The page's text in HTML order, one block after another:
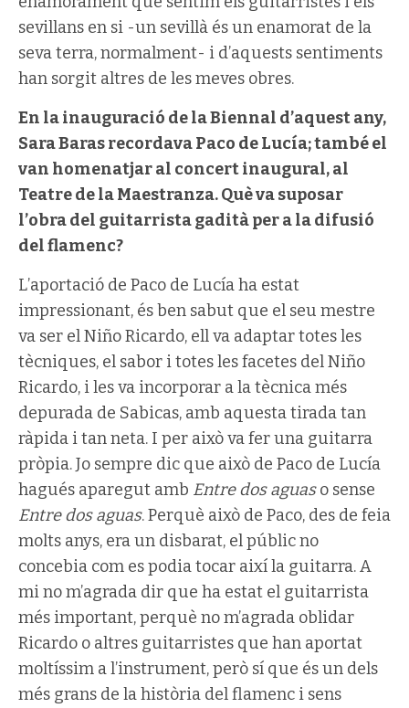
sevillans en si -un sevillà és un enamorat de la
seva terra, normalment- i d’aquests sentiments
han sorgit altres de les meves obres.
En la inauguració de la Biennal d’aquest any,
Sara Baras recordava Paco de Lucía; també el
van homenatjar al concert inaugural, al
Teatre de la Maestranza. Què va suposar
l’obra del guitarrista gadità per a la difusió
del flamenc?
L’aportació de Paco de Lucía ha estat
impressionant, és ben sabut que el seu mestre
va ser el Niño Ricardo, ell va adaptar totes les
tècniques, el sabor i totes les facetes del Niño
Ricardo, i les va incorporar a la tècnica més
depurada de Sabicas, amb aquesta tirada tan
ràpida i tan neta. I per això va fer una guitarra
pròpia. Jo sempre dic que això de Paco de Lucía
hagués aparegut amb Entre dos aguaso sense
Entre dos aguas. Perquè això de Paco, des de feia
molts anys, era un disbarat, el públic no
concebia com es podia tocar així la guitarra. A
mi no m’agrada dir que ha estat el guitarrista
més important, perquè no m’agrada oblidar
Ricardo o altres guitarristes que han aportat
moltíssim a l’instrument, però sí que és un dels
més grans de la història del flamenc i sens